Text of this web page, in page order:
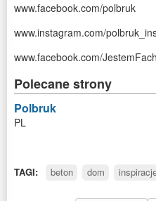
www.facebook.com/polbruk
www.instagram.com/
www.facebook.com/
Polecane strony
Polbruk
PL
TAGI: beton dom